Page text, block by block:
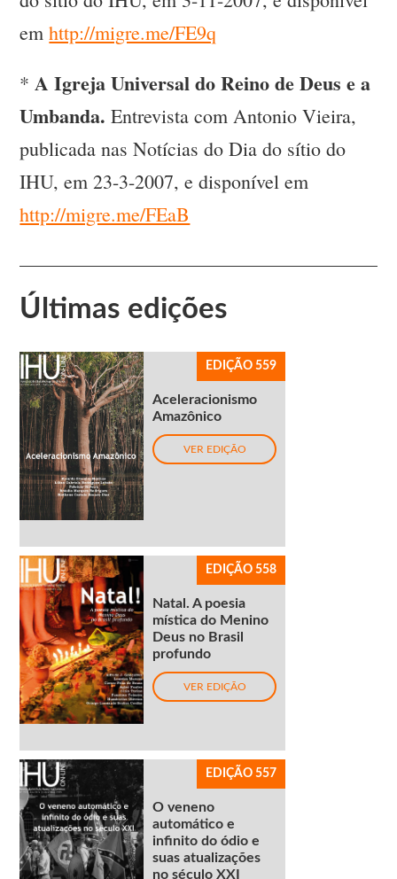
emhttp://migre.me/FE9q
*A Igreja Universal do Reino de Deus e a
Umbanda.Entrevista com Antonio Vieira,
publicada nas Notícias do Dia do sítio do
IHU, em 23-3-2007, e disponível em
http://migre.me/FEaB
Últimas edições
EDIÇÃO 559
Aceleracionismo
Amazônico
VER EDIÇÃO
EDIÇÃO 558
Natal. A poesia
mística do Menino
Deus no Brasil
profundo
VER EDIÇÃO
EDIÇÃO 557
O veneno
automático e
infinito do ódio e
suas atualizações
no século XXI